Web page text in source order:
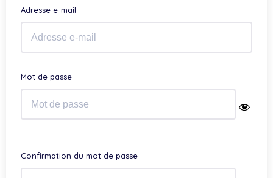
Adresse e-mail
Mot de passe
Confirmation du mot de passe